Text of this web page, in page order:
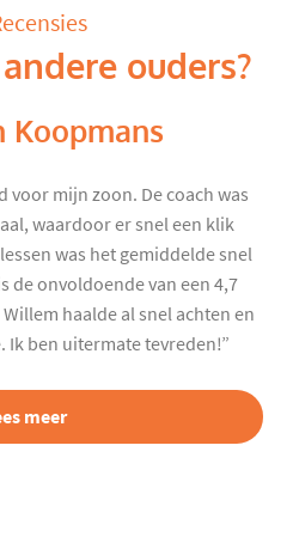
ouders?
Koopmans
voor mijn zoon. De coach was
waardoor er snel een klik
was het gemiddelde snel
de onvoldoende van een 4,7
haalde al snel achten en
Ik ben uitermate tevreden!”
meer